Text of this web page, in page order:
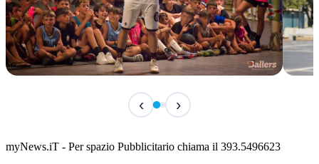
Classic Contest 3vs3 Memorial Michele
📅 6 Agosto 2026 · 09:00 · 📍 Lungomare C. Colombo
‹ ›
myNews.iT - Per spazio Pubblicitario chiama il 393.5496623